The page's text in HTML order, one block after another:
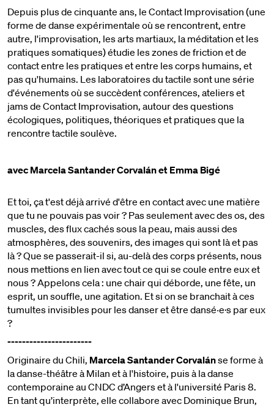
Depuis plus de cinquante ans, le Contact Improvisation (une
forme de danse expérimentale où se rencontrent, entre
autre, l'improvisation, les arts martiaux, la méditation et les
pratiques somatiques) étudie les zones de friction et de
contact entre les pratiques et entre les corps humains, et
pas qu'humains. Les laboratoires du tactile sont une série
d'événements où se succèdent conférences, ateliers et
jams de Contact Improvisation, autour des questions
écologiques, politiques, théoriques et pratiques que la
rencontre tactile soulève.
avec Marcela Santander Corvalán et Emma Bigé
Et toi, ça t'est déjà arrivé d'être en contact avec une matière
que tu ne pouvais pas voir ? Pas seulement avec des os, des
muscles, des flux cachés sous la peau, mais aussi des
atmosphères, des souvenirs, des images qui sont là et pas
là ? Que se passerait-il si, au-delà des corps présents, nous
nous mettions en lien avec tout ce qui se coule entre eux et
nous ? Appelons cela : une chair qui déborde, une fête, un
esprit, un souffle, une agitation. Et si on se branchait à ces
tumultes invisibles pour les danser et être dansé‧e·s par eux
?
-----------------------
Originaire du Chili, Marcela Santander Corvalánse forme à
la danse-théâtre à Milan et à l'histoire, puis à la danse
contemporaine au CNDC d’Angers et à l'université Paris 8.
En tant qu’interprète, elle collabore avec Dominique Brun,